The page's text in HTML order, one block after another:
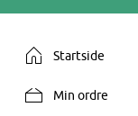
Startside
Min ordre